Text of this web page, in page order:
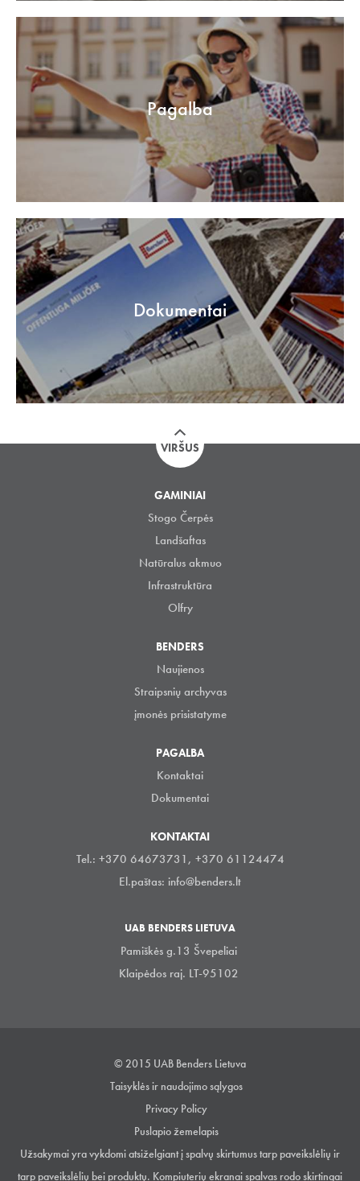
Pagalba
Dokumentai
VIRŠUS
GAMINIAI
Stogo Čerpės
Landšaftas
Natūralus akmuo
Infrastruktūra
Olfry
BENDERS
Naujienos
Straipsnių archyvas
įmonės prisistatyme
PAGALBA
Kontaktai
Dokumentai
KONTAKTAI
Tel.: +370 64673731, +370 61124474
El.paštas: info@benders.lt
UAB BENDERS LIETUVA
Pamiškės g.13 Švepeliai
Klaipėdos raj. LT-95102
© 2015 UAB Benders Lietuva
Taisyklės ir naudojimo sąlygos
Privacy Policy
Puslapio žemelapis
Užsakymai yra vykdomi atsiželgiant į spalvų skirtumus tarp paveikslėlių ir
tarp paveikslėlių bei produktų. Kompiuterių ekranai spalvas rodo skirtingai